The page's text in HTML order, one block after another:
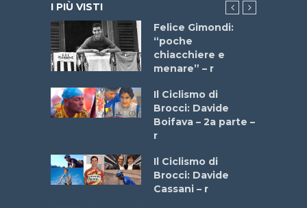
I PIÙ VISTI
Felice Gimondi:
“poche
chiacchiere e
menare” – r
Il Ciclismo di
Brocci: Davide
Boifava – 2a parte –
r
Il Ciclismo di
Brocci: Davide
Cassani – r